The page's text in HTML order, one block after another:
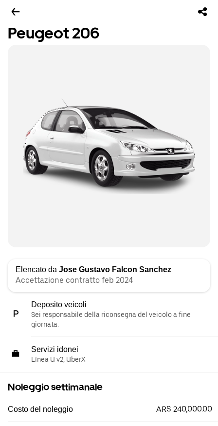
Peugeot 206
Elencato da Jose Gustavo Falcon Sanchez
Accettazione contratto feb 2024
Deposito veicoli
Sei responsabile della riconsegna del veicolo a fine
giornata.
Servizi idonei
Línea U v2, UberX
Noleggio settimanale
Costo del noleggio ARS 240,000.00